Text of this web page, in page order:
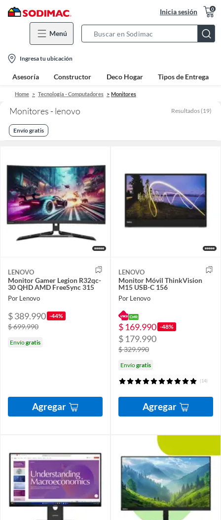
Inicia sesión 0
Menú
Bar
location-
icon
Ingresa tu ubicación
Asesoría Constructor Deco Hogar Tipos de Entrega
Home Tecnología - Computadores Monitores
Monitores - lenovo Resultados (19)
Envío gratis
LENOVO
Monitor Gamer Legion R32qc-
30 QHD AMD FreeSync 315
Por Lenovo
$ 389.990 -44%
$ 699.990
Envíogratis
Agregar
LENOVO
Monitor Móvil ThinkVision
M15 USB-C 156
Por Lenovo
$ 169.990 -48%
$ 179.990
$ 329.990
Envíogratis
(14)
Agregar